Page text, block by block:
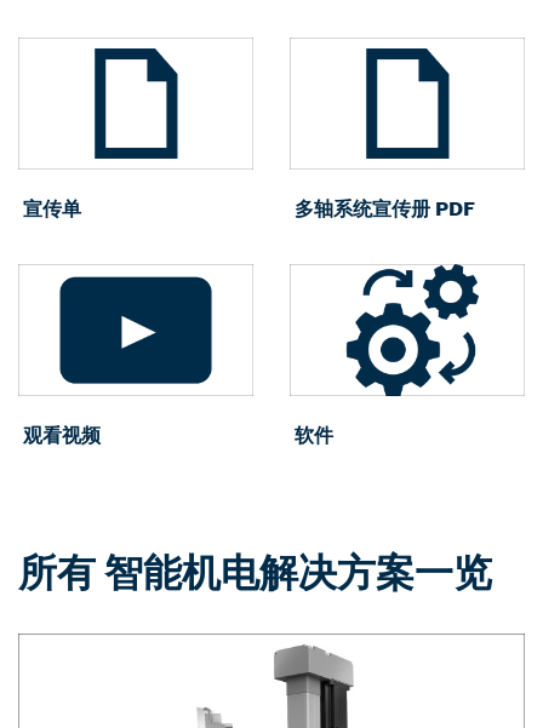
宣传单 多轴系统宣传册 PDF
观看视频 软件
所有 智能机电解决方案一览